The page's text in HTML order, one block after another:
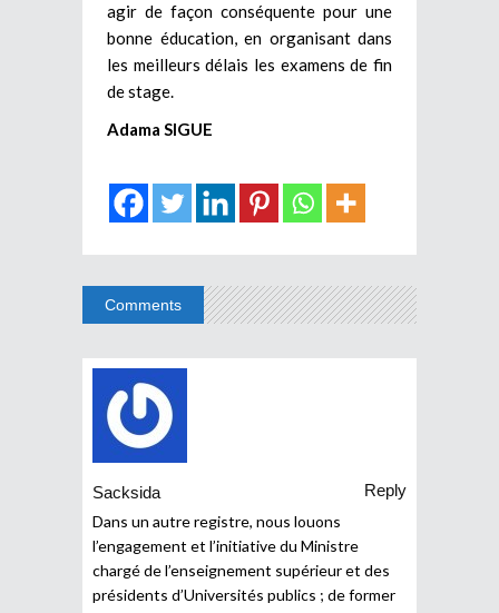
agir de façon conséquente pour une
bonne éducation, en organisant dans
les meilleurs délais les examens de fin
de stage.
Adama SIGUE
Comments
Sacksida
Reply
Dans un autre registre, nous louons
l’engagement et l’initiative du Ministre
chargé de l’enseignement supérieur et des
présidents d’Universités publics ; de former